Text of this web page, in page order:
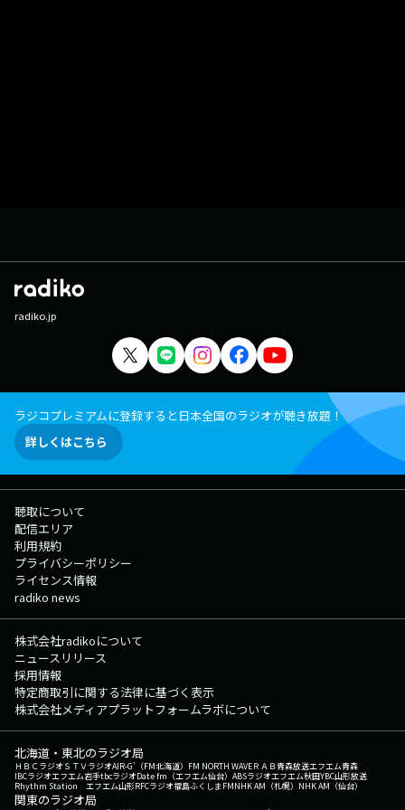
radiko.jp
ラジコプレミアムに登録すると日本全国のラジオが聴き放題！
詳しくはこちら
聴取について
配信エリア
利用規約
プライバシーポリシー
ライセンス情報
radiko news
株式会社radikoについて
ニュースリリース
採用情報
特定商取引に関する法律に基づく表示
株式会社メディアプラットフォームラボについて
北海道・東北のラジオ局
ＨＢＣラジオＳＴＶラジオAIR-G'（FM北海道） FM NORTH WAVEＲＡＢ青森放送エフエム青森
IBCラジオエフエム岩手tbcラジオDate fm（エフエム仙台） ABSラジオエフエム秋田YBC山形放送
Rhythm Station エフエム山形RFCラジオ福島ふくしまFMNHK AM（札幌） NHK AM（仙台）
関東のラジオ局